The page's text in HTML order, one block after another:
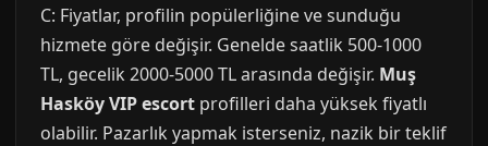
C: Fiyatlar, profilin popülerliğine ve sunduğu
hizmete göre değişir. Genelde saatlik 500-1000
TL, gecelik 2000-5000 TL arasında değişir. Muş
Hasköy VIP escort profilleri daha yüksek fiyatlı
olabilir. Pazarlık yapmak isterseniz, nazik bir teklif